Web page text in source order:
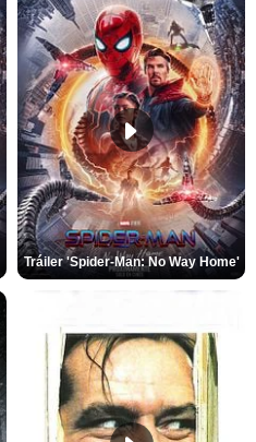
Tráiler 'Spider-Man: No Way Home'